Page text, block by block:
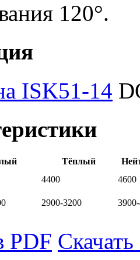
120°.
ISK51-14
Тёплый
4400
4600
2900-3200
PDF